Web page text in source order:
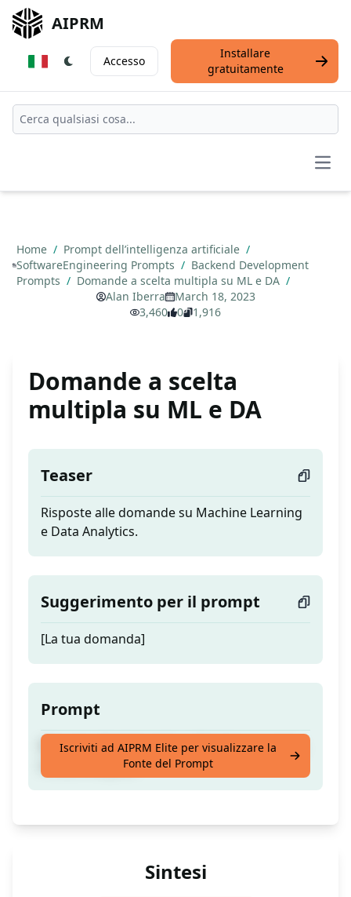
AIPRM
Accesso
Installare
gratuitamente
Home / Prompt dell’intelligenza artificiale /
SoftwareEngineering Prompts / Backend Development
Prompts / Domande a scelta multipla su ML e DA /
Alan Iberra
March 18, 2023
3,460
0 1,916
Domande a scelta
multipla su ML e DA
Teaser
Risposte alle domande su Machine Learning
e Data Analytics.
Suggerimento per il prompt
[La tua domanda]
Prompt
Risposte alle domande su Machine Learning
e Data Analytics.
Iscriviti ad AIPRM Elite per visualizzare la
Fonte del Prompt
Sintesi